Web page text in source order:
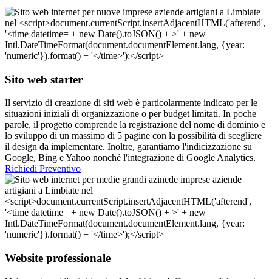
Sito web starter
Il servizio di creazione di siti web è particolarmente indicato per le
situazioni iniziali di organizzazione o per budget limitati. In poche
parole, il progetto comprende la registrazione del nome di dominio e
lo sviluppo di un massimo di 5 pagine con la possibilità di scegliere
il design da implementare. Inoltre, garantiamo l'indicizzazione su
Google, Bing e Yahoo nonché l'integrazione di Google Analytics.
Richiedi Preventivo
Website professionale